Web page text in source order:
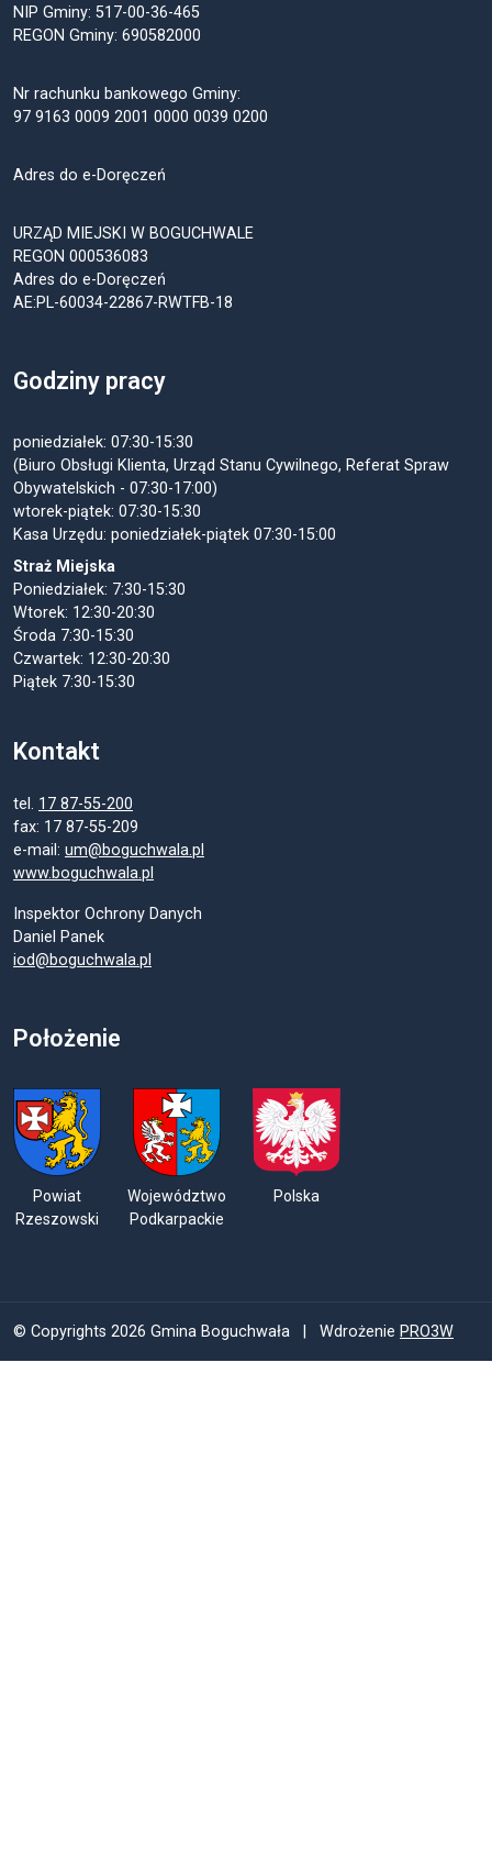
NIP Gminy: 517-00-36-465
REGON Gminy: 690582000
Nr rachunku bankowego Gminy:
97 9163 0009 2001 0000 0039 0200
Adres do e-Doręczeń
URZĄD MIEJSKI W BOGUCHWALE
REGON 000536083
Adres do e-Doręczeń
AE:PL-60034-22867-RWTFB-18
Godziny pracy
poniedziałek: 07:30-15:30
(Biuro Obsługi Klienta, Urząd Stanu Cywilnego, Referat Spraw
Obywatelskich - 07:30-17:00)
wtorek-piątek: 07:30-15:30
Kasa Urzędu: poniedziałek-piątek 07:30-15:00
Straż Miejska
Poniedziałek: 7:30-15:30
Wtorek: 12:30-20:30
Środa 7:30-15:30
Czwartek: 12:30-20:30
Piątek 7:30-15:30
Kontakt
tel. 17 87-55-200
fax: 17 87-55-209
e-mail: um@boguchwala.pl
www.boguchwala.pl
Inspektor Ochrony Danych
Daniel Panek
iod@boguchwala.pl
Położenie
Powiat
Rzeszowski
Województwo
Podkarpackie
Polska
© Copyrights 2026 Gmina Boguchwała | Wdrożenie PRO3W